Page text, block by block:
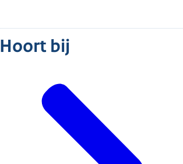
Hoort bij